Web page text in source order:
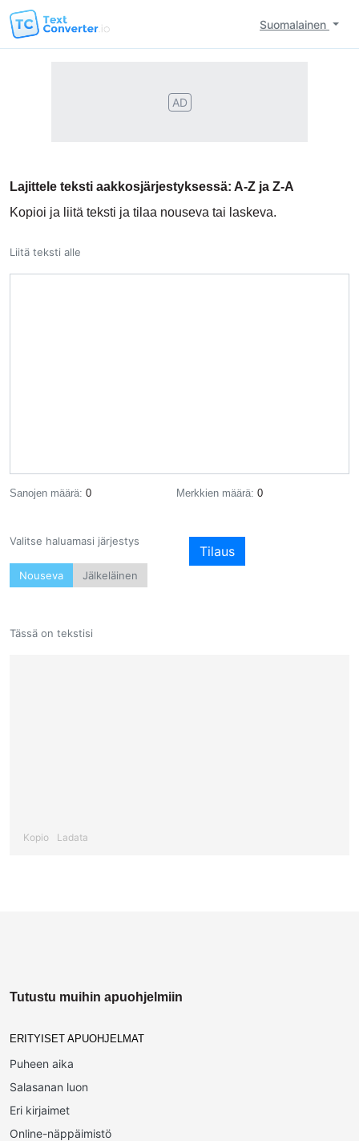
Suomalainen
AD
Lajittele teksti aakkosjärjestyksessä: A-Z ja Z-A
Kopioi ja liitä teksti ja tilaa nouseva tai laskeva.
Liitä teksti alle
Sanojen määrä: 0 Merkkien määrä: 0
Tässä on tekstisi
Kopio Ladata
Valitse haluamasi järjestys
Nouseva Jälkeläinen
Tilaus
Tutustu muihin apuohjelmiin
ERITYISET APUOHJELMAT
Puheen aika
Salasanan luon
Eri kirjaimet
Online-näppäimistö